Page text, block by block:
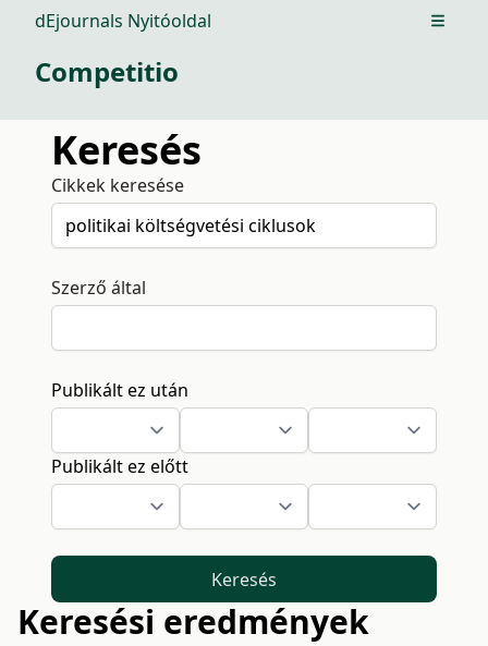
dEjournals Nyitóoldal Open
Competitio
Keresés
Cikkek keresése
Szerző által
Publikált ez után
Publikált ez előtt
Keresés
Keresési eredmények